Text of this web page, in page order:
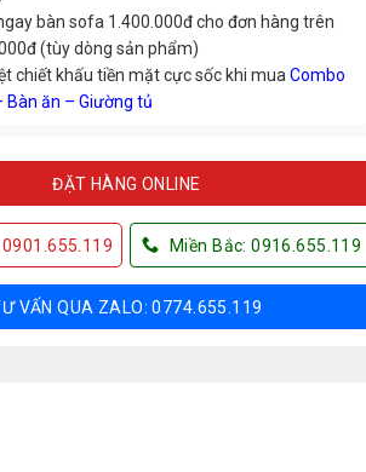
bàn sofa 1.400.000đ cho đơn hàng trên
(tùy dòng sản phẩm)
chiết khấu tiền mặt cực sốc khi muaCombo
Bàn ăn – Giường tủ
ĐẶT HÀNG ONLINE
Miền Bắc: 0916.655.119
VẤN QUA ZALO: 0774.655.119